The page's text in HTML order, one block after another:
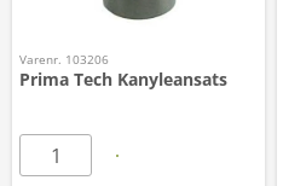
Varenr. 103206
Prima Tech Kanyleansats